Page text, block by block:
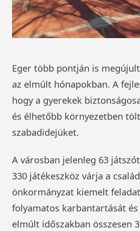
Eger több pontján is
az elmúlt hónapokban. A
hogy a gyerekek
és élhetőbb környezetben
szabadidejüket.
A városban jelenleg 63
330 játékeszköz várja a
önkormányzat kiemelt
folyamatos karbantartását és
elmúlt időszakban összesen